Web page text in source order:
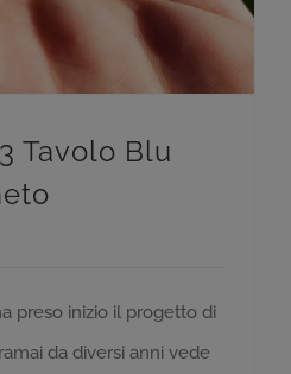
Tavolo Blu
preso inizio il progetto di
da diversi anni vede